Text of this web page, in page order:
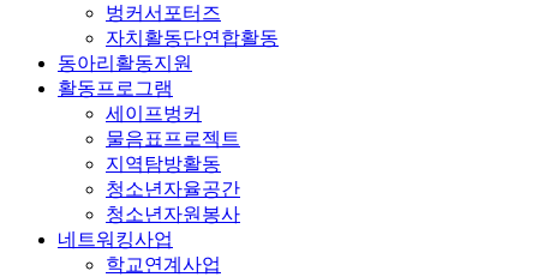
벙커서포터즈
자치활동단연합활동
동아리활동지원
활동프로그램
세이프벙커
물음표프로젝트
지역탐방활동
청소년자율공간
청소년자원봉사
네트워킹사업
학교연계사업